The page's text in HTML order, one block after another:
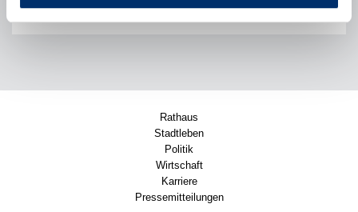
Nachricht senden
Rathaus
Stadtleben
Politik
Wirtschaft
Karriere
Pressemitteilungen